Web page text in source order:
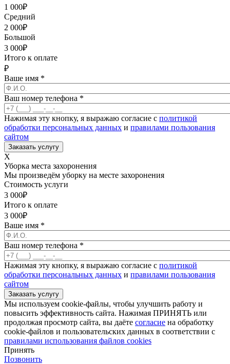
1 000₽
Средний
2 000₽
Большой
3 000₽
Итого к оплате
₽
Ваше имя *
Ваш номер телефона *
Нажимая эту кнопку, я выражаю согласие с политикой
обработки персональных данных и правилами пользования
сайтом
X
Уборка места захоронения
Мы произведём уборку на месте захоронения
Стоимость услуги
3 000₽
Итого к оплате
3 000₽
Ваше имя *
Ваш номер телефона *
Нажимая эту кнопку, я выражаю согласие с политикой
обработки персональных данных и правилами пользования
сайтом
Мы используем cookie-файлы, чтобы улучшить работу и
повысить эффективность сайта. Нажимая ПРИНЯТЬ или
продолжая просмотр сайта, вы даёте согласие на обработку
cookie-файлов и пользовательских данных в соответствии с
правилами использования файлов cookies
Принять
Позвонить